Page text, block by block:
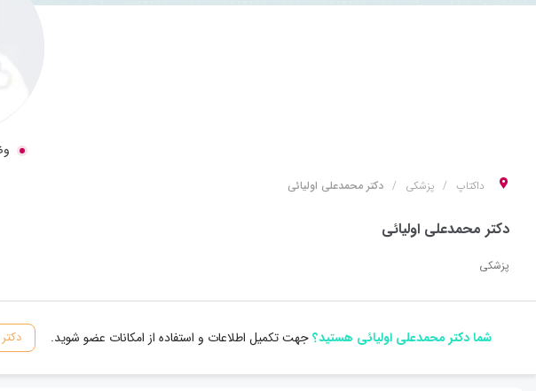
داکتاپ پزشکی دکتر محمدعلی اولیائی
دکتر محمدعلی اولیائی
پزشکی
شما دکتر محمدعلی اولیائی هستید؟جهت تکمیل اطلاعات و استفاده از امکانات عضو شوید.